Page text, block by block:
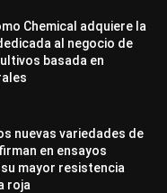
Chemical adquiere la
al negocio de
basada en
nuevas variedades de
en ensayos
mayor resistencia
roja